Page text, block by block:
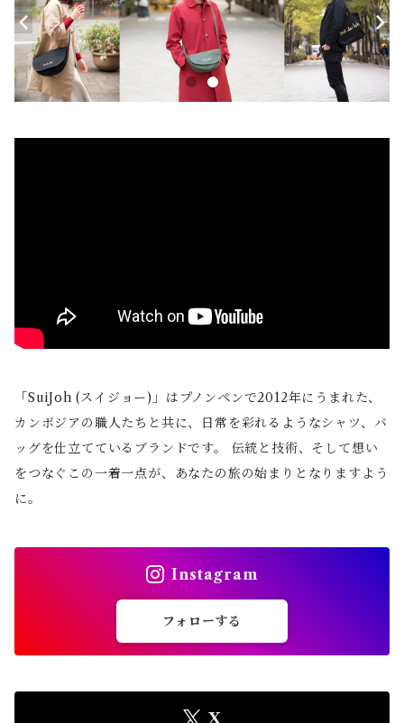
「SuiJoh (スイジョー)」はプノンペンで2012年にうまれた、
カンボジアの職人たちと共に、日常を彩れるようなシャツ、バ
ッグを仕立てているブランドです。 伝統と技術、そして想い
をつなぐこの一着一点が、あなたの旅の始まりとなりますよう
に。
Instagram
フォローする
X